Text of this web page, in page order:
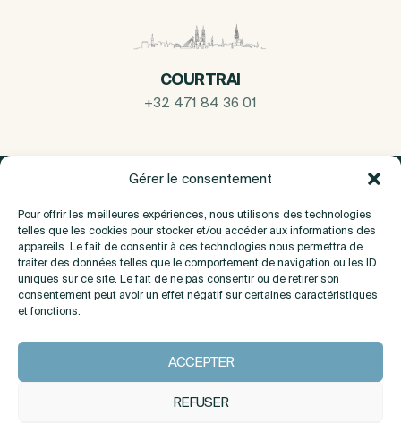
Gérer le consentement
Pour offrir les meilleures expériences, nous utilisons des technologies
telles que les cookies pour stocker et/ou accéder aux informations des
appareils. Le fait de consentir à ces technologies nous permettra de
traiter des données telles que le comportement de navigation ou les ID
uniques sur ce site. Le fait de ne pas consentir ou de retirer son
consentement peut avoir un effet négatif sur certaines caractéristiques
et fonctions.
ACCEPTER
REFUSER
COURTRAI
+32 471 84 36 01
A propos
Contact